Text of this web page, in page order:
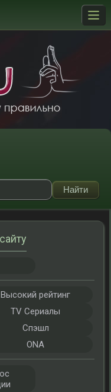
Высокий рейтинг
TV Сериалы
Спэшл
ONA